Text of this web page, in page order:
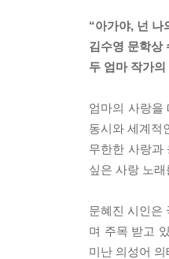
“아가야, 넌 나
김수영 문학상
두 엄마 작가
엄마의 사랑을
동시와 세계적
무한한 사랑과
싶은 사랑 노
문혜진 시인은
며 주목 받고
미난 의성어